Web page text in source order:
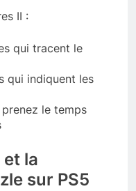
II :
qui tracent le
qui indiquent les
le temps
la
sur PS5